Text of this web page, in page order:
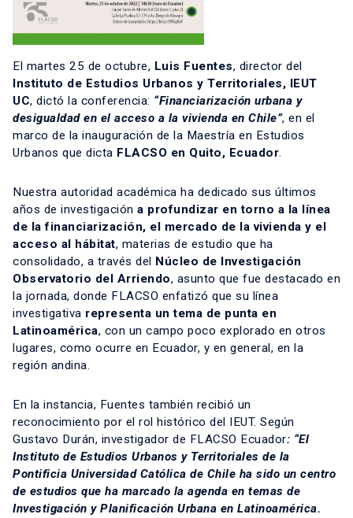
El martes 25 de octubre, Luis Fuentes, director del
Instituto de Estudios Urbanos y Territoriales, IEUT
UC, dictó la conferencia: “Financiarización urbana y
desigualdad en el acceso a la vivienda en Chile”, en el
marco de la inauguración de la Maestría en Estudios
Urbanos que dicta FLACSO en Quito, Ecuador.
Nuestra autoridad académica ha dedicado sus últimos
años de investigación a profundizar en torno a la línea
de la financiarización, el mercado de la vivienda y el
acceso al hábitat, materias de estudio que ha
consolidado, a través del
Núcleo de Investigación
Observatorio del Arriendo, asunto que fue destacado en
la jornada, donde FLACSO enfatizó que su línea
investigativa representa un tema de punta en
Latinoamérica, con un campo poco explorado en otros
lugares, como ocurre en Ecuador, y en general, en la
región andina.
En la instancia, Fuentes también recibió un
reconocimiento por el rol histórico del IEUT. Según
Gustavo Durán, investigador de FLACSO Ecuador: “El
Instituto de Estudios Urbanos y Territoriales de la
Pontificia Universidad Católica de Chile ha sido un centro
de estudios que ha marcado la agenda en temas de
Investigación y Planificación Urbana en Latinoamérica.